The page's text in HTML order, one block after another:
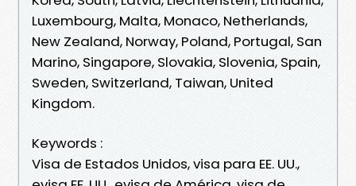
Luxembourg, Malta, Monaco, Netherlands,
New Zealand, Norway, Poland, Portugal, San
Marino, Singapore, Slovakia, Slovenia, Spain,
Sweden, Switzerland, Taiwan, United
Kingdom.
Keywords :
Visa de Estados Unidos, visa para EE. UU.,